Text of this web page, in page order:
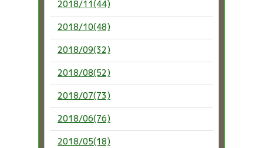
2018/11(44)
2018/10(48)
2018/09(32)
2018/08(52)
2018/07(73)
2018/06(76)
2018/05(18)